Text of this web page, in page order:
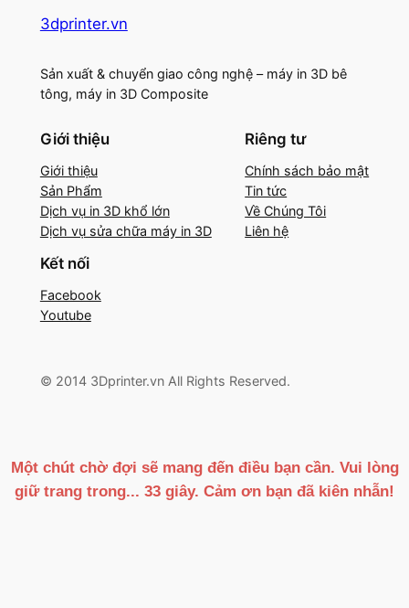
3dprinter.vn
Sản xuất & chuyển giao công nghệ – máy in 3D bê
tông, máy in 3D Composite
Giới thiệu
Giới thiệu
Sản Phẩm
Dịch vụ in 3D khổ lớn
Dịch vụ sửa chữa máy in 3D
Riêng tư
Chính sách bảo mật
Tin tức
Về Chúng Tôi
Liên hệ
Kết nối
Facebook
Youtube
© 2014 3Dprinter.vn All Rights Reserved.
Một chút chờ đợi sẽ mang đến điều bạn cần. Vui lòng
giữ trang trong... 32 giây. Cảm ơn bạn đã kiên nhẫn!